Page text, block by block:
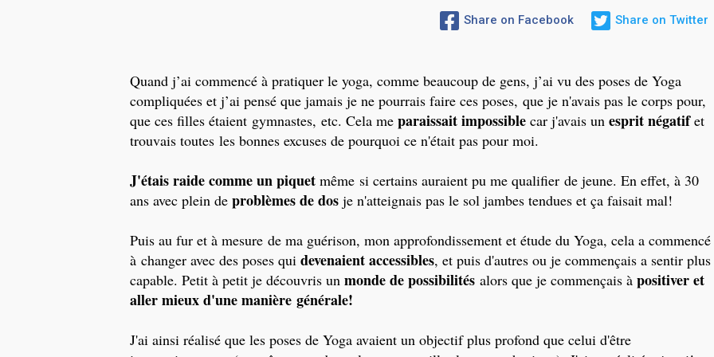
Share on Facebook Share on Twitter
Quand j’ai commencé à pratiquer le yoga, comme beaucoup de gens, j’ai vu des poses de Yoga
compliquées et j’ai pensé que jamais je ne pourrais faire ces poses, que je n'avais pas le corps pour,
que ces filles étaient gymnastes, etc. Cela me paraissait impossible car j'avais un esprit négatifet
trouvais toutes les bonnes excuses de pourquoi ce n'était pas pour moi.
J'étais raide comme un piquetmême si certains auraient pu me qualifier de jeune. En effet, à 30
ans avec plein de problèmes de dosje n'atteignais pas le sol jambes tendues et ça faisait mal!
Puis au fur et à mesure de ma guérison, mon approfondissement et étude du Yoga, cela a commencé
à changer avec des poses qui devenaient accessibles, et puis d'autres ou je commençais a sentir plus
capable. Petit à petit je découvris un monde de possibilitésalors que je commençais à positiver et
aller mieux d'une manière générale!
J'ai ainsi réalisé que les poses de Yoga avaient un objectif plus profond que celui d'être